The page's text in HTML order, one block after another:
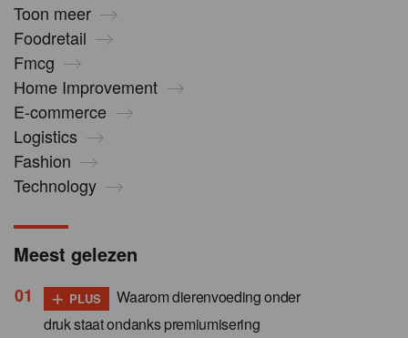
Toon meer
Foodretail
Fmcg
Home Improvement
E-commerce
Logistics
Fashion
Technology
Meest gelezen
+ PLUS
Waarom dierenvoeding onder
druk staat ondanks premiumisering